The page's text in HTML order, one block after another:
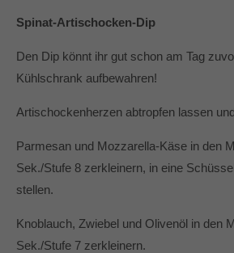
Spinat-Artischocken-Dip
Den Dip könnt ihr gut schon am Tag
Kühlschrank aufbewahren!
Artischockenherzen abtropfen lassen
Parmesan und Mozzarella-Käse in den
Sek./Stufe 8 zerkleinern, in eine
stellen.
Knoblauch, Zwiebel und Olivenöl in den
Sek./Stufe 7 zerkleinern.